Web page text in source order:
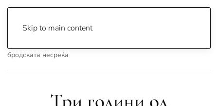
Skip to main content
бродската несреќа
Три години од